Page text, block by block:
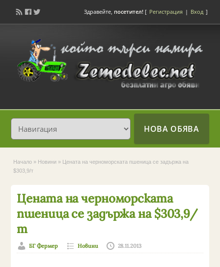
Здравейте, посетител! [ Регистрация | Вход ]
НОВА ОБЯВА
Начало » Новини » Цената на черноморската пшеница се задържа на
$303,9/т
Цената на черноморската
пшеница се задържа на $303,9/
т
БГ Фермер Новини 28.11.2013